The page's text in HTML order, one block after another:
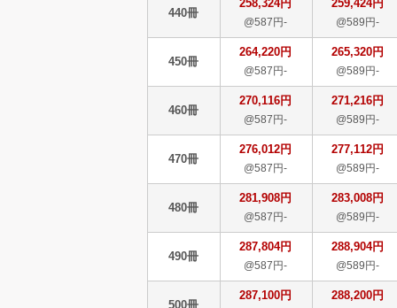
440冊
258,324円
@587円-
259,424円
@589円-
450冊
264,220円
@587円-
265,320円
@589円-
460冊
270,116円
@587円-
271,216円
@589円-
470冊
276,012円
@587円-
277,112円
@589円-
480冊
281,908円
@587円-
283,008円
@589円-
490冊
287,804円
@587円-
288,904円
@589円-
500冊
287,100円 288,200円